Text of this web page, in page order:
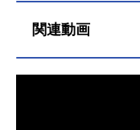
関連動画